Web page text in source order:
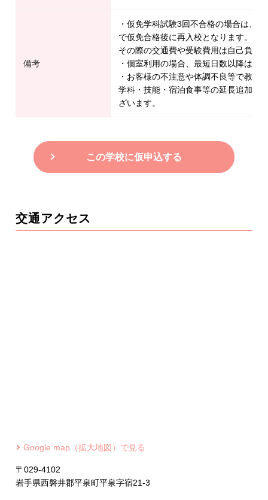
備考
・仮免学科試験3回不合格の場合は、
で仮免合格後に再入校となります。
その際の交通費や受験費用は自己負担
・個室利用の場合、最短日数以降は相
・お客様の不注意や体調不良等で教習
学科・技能・宿泊食事等の延長追加料
ざいます。
この学校に仮申込する
交通アクセス
Google map（拡大地図）で見る
〒029-4102
岩手県西磐井郡平泉町平泉字宿21-3